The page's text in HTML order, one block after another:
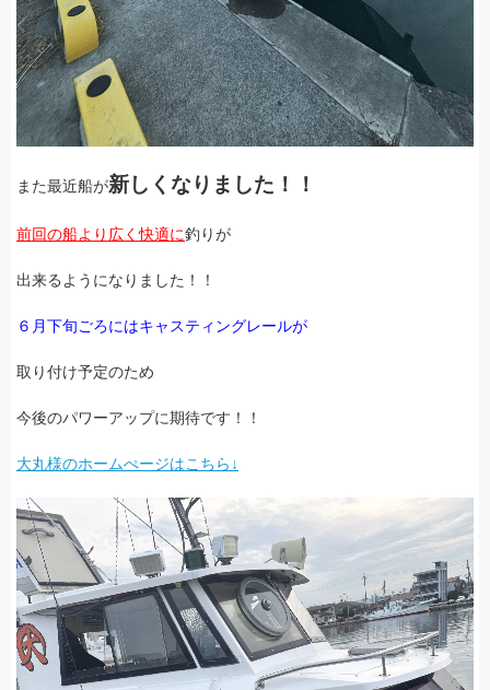
また最近船が新しくなりました！！
前回の船より広く快適に釣りが
出来るようになりました！！
６月下旬ごろにはキャスティングレールが
取り付け予定のため
今後のパワーアップに期待です！！
大丸様のホームぺージはこちら↓